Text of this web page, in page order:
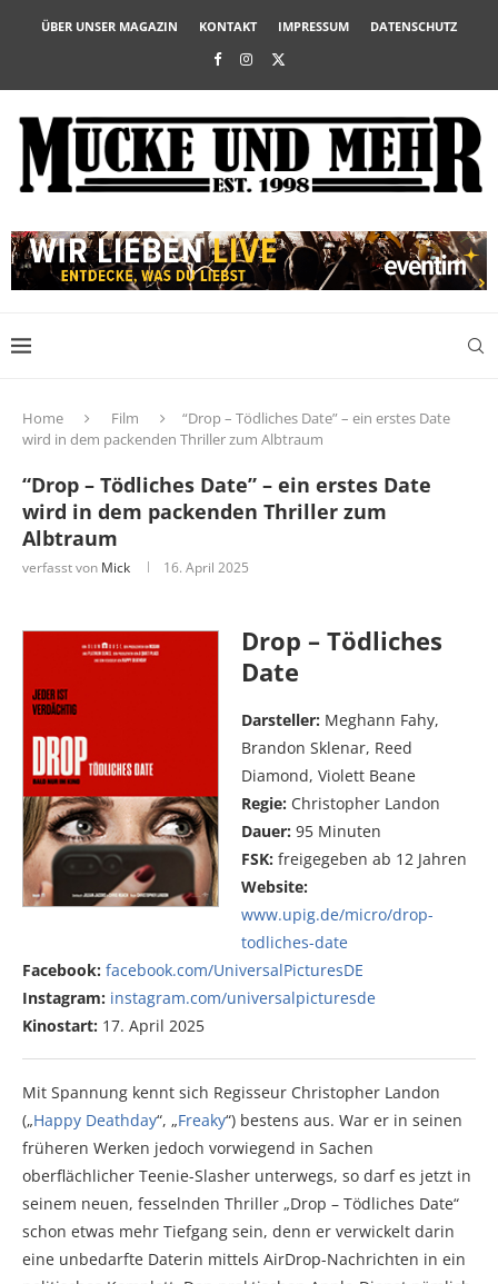
ÜBER UNSER MAGAZIN KONTAKT IMPRESSUM DATENSCHUTZ
Home Film
“Drop – Tödliches Date” – ein erstes Date
wird in dem packenden Thriller zum Albtraum
“Drop – Tödliches Date” – ein erstes Date
wird in dem packenden Thriller zum
Albtraum
verfasst von Mick 16. April 2025
Drop – Tödliches
Date
Darsteller: Meghann Fahy,
Brandon Sklenar, Reed
Diamond, Violett Beane
Regie: Christopher Landon
Dauer: 95 Minuten
FSK: freigegeben ab 12 Jahren
Website:
www.upig.de/micro/drop-
todliches-date
Facebook: facebook.com/UniversalPicturesDE
Instagram: instagram.com/universalpicturesde
Kinostart: 17. April 2025
Mit Spannung kennt sich Regisseur Christopher Landon
(„Happy Deathday“, „Freaky“) bestens aus. War er in seinen
früheren Werken jedoch vorwiegend in Sachen
oberflächlicher Teenie-Slasher unterwegs, so darf es jetzt in
seinem neuen, fesselnden Thriller „Drop – Tödliches Date“
schon etwas mehr Tiefgang sein, denn er verwickelt darin
eine unbedarfte Daterin mittels AirDrop-Nachrichten in ein